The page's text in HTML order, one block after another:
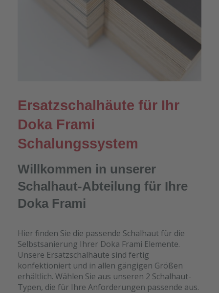
Ersatzschalhäute für Ihr
Doka Frami
Schalungssystem
Willkommen in unserer
Schalhaut-Abteilung für Ihre
Doka Frami
Hier finden Sie die passende Schalhaut für die
Selbstsanierung Ihrer Doka Frami Elemente.
Unsere Ersatzschalhäute sind fertig
konfektioniert und in allen gängigen Größen
erhältlich. Wählen Sie aus unseren 2 Schalhaut-
Typen, die für Ihre Anforderungen passende aus.